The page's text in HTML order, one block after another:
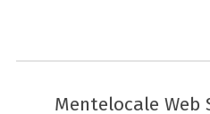
Mentelocale Web